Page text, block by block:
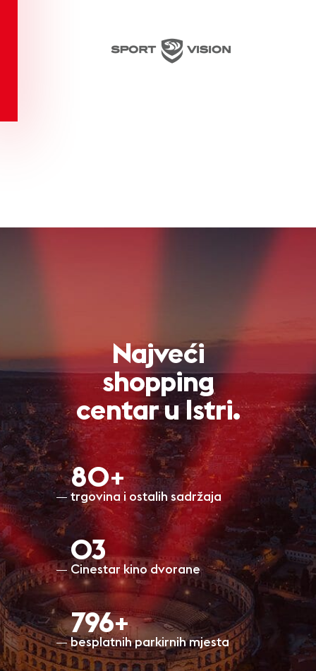
Najveći
shopping
centar u Istri.
80+
trgovina i ostalih sadržaja
O3
Cinestar kino dvorane
798+
besplatnih parkirnih mjesta